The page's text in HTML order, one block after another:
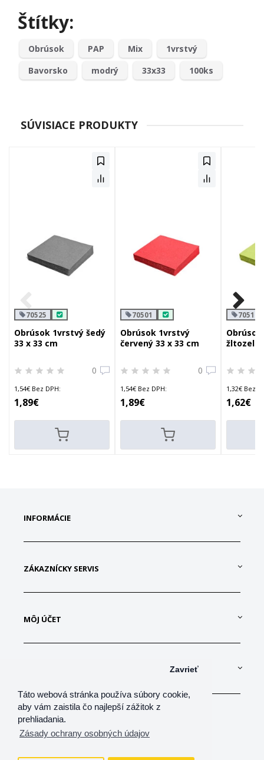
Táto webová stránka používa súbory cookie,
aby vám zaistila čo najlepší zážitok z
prehliadania.
Zásady ochrany osobných údajov
Zavrieť
Štítky:
Obrúsok PAP Mix
1vrstvý
Bavorsko
modrý 33x33 100ks
SÚVISIACE PRODUKTY
70525
Obrúsok 1vrstvý šedý
33 x 33 cm
0
1,54€ Bez DPH:
1,89€
70501
Obrúsok 1vrstvý
červený 33 x 33 cm
0
1,54€ Bez DPH:
1,89€
70517
1,32€ Bez
1,62€
INFORMÁCIE
ZÁKAZNÍCKY SERVIS
MÔJ ÚČET